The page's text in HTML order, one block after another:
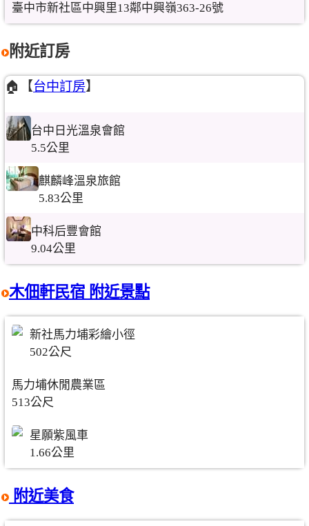
臺中市新社區中興里13鄰中興嶺363-26號
附近訂房
🏠【台中訂房】
台中日光溫泉會館
5.5公里
麒麟峰溫泉旅館
5.83公里
中科后豐會館
9.04公里
木佃軒民宿 附近景點
新社馬力埔彩繪小徑
502公尺
馬力埔休閒農業區
513公尺
星願紫風車
1.66公里
附近美食